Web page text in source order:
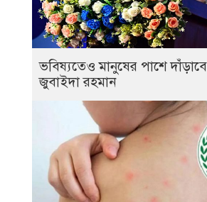
ভবিষ্যতেও মানুষের পাশে
জুবাইদা রহমান